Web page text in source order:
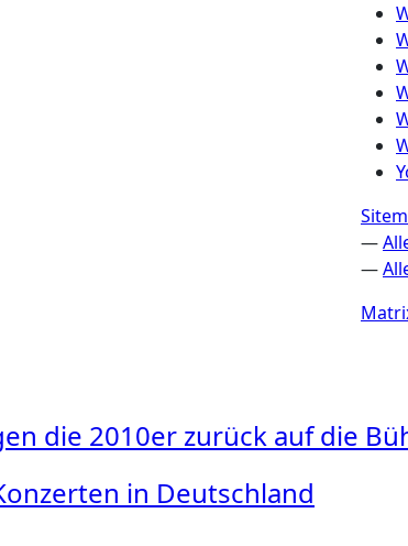
—
—
die 2010er zurück auf die
in Deutschland